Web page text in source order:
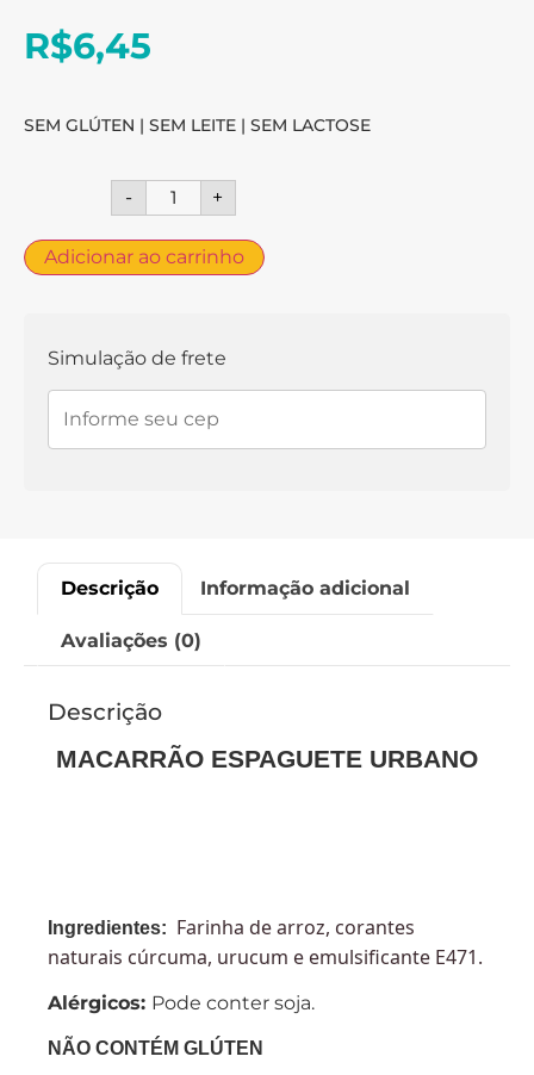
R$6,45
SEM GLÚTEN | SEM LEITE | SEM LACTOSE
- +
Adicionar ao carrinho
Simulação de frete
Descrição Informação adicional
Avaliações (0)
Descrição
MACARRÃO ESPAGUETE URBANO
Ingredientes: Farinha de arroz, corantes
naturais cúrcuma, urucum e emulsificante E471.
Alérgicos: Pode conter soja.
NÃO CONTÉM GLÚTEN